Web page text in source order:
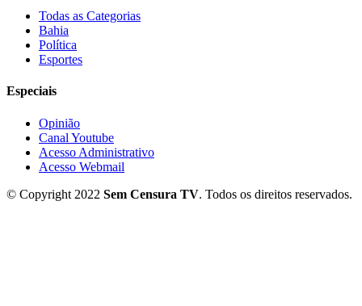
Todas as Categorias
Bahia
Política
Esportes
Especiais
Opinião
Canal Youtube
Acesso Administrativo
Acesso Webmail
© Copyright 2022 Sem Censura TV. Todos os direitos reservados.